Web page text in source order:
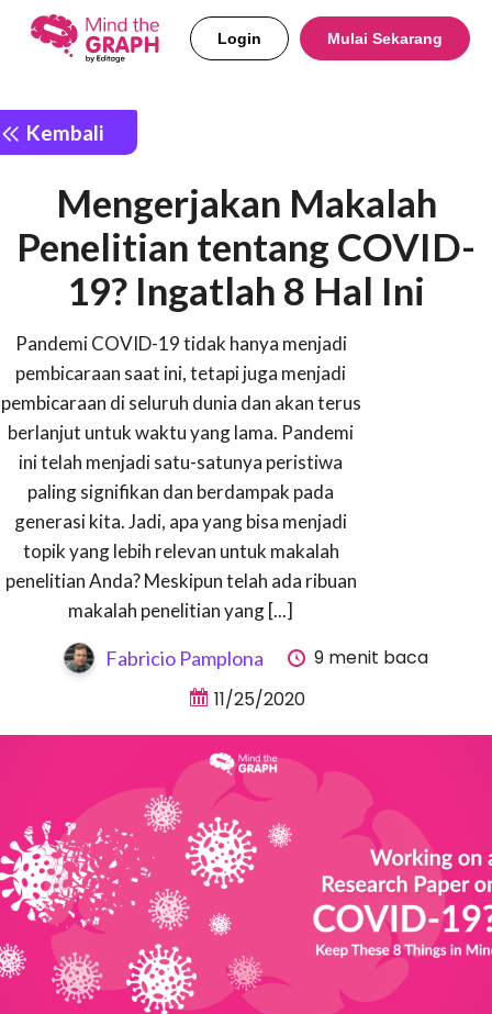
Login Mulai Sekarang
Kembali
Mengerjakan Makalah
Penelitian tentang COVID-
19? Ingatlah 8 Hal Ini
Pandemi COVID-19 tidak hanya menjadi
pembicaraan saat ini, tetapi juga menjadi
pembicaraan di seluruh dunia dan akan terus
berlanjut untuk waktu yang lama. Pandemi
ini telah menjadi satu-satunya peristiwa
paling signifikan dan berdampak pada
generasi kita. Jadi, apa yang bisa menjadi
topik yang lebih relevan untuk makalah
penelitian Anda? Meskipun telah ada ribuan
makalah penelitian yang [...]
Fabricio Pamplona
9 menit baca
11/25/2020